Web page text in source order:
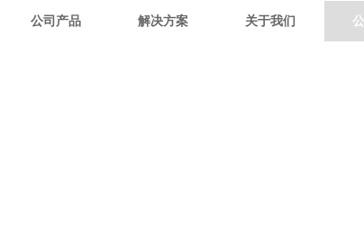
公司产品 解决方案 关于我们